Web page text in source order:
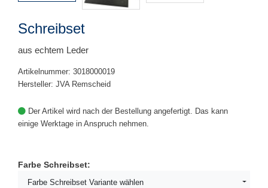
Schreibset
aus echtem Leder
Artikelnummer: 3018000019
Hersteller: JVA Remscheid
Der Artikel wird nach der Bestellung angefertigt. Das kann
einige Werktage in Anspruch nehmen.
Farbe Schreibset:
Farbe Schreibset Variante wählen